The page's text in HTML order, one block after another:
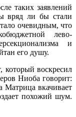
таких заявлений
вряд ли бы стали
очевидным, что
лево-
и
его душу.
воскресил
Ниоба говорит:
Матрица вкачивает
похожий шум.